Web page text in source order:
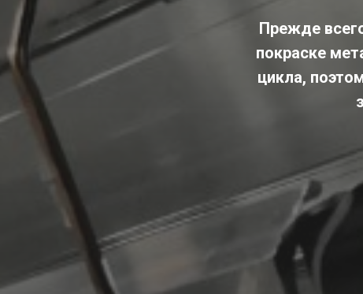
Прежде
покраске
цикла,